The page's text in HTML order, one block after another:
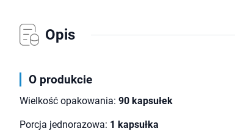
Opis
O produkcie
Wielkość opakowania: 90 kapsułek
Porcja jednorazowa: 1 kapsułka